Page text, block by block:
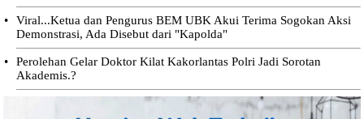
•
Viral...Ketua dan Pengurus BEM UBK Akui Terima Sogokan Aksi
Demonstrasi, Ada Disebut dari "Kapolda"
•
Perolehan Gelar Doktor Kilat Kakorlantas Polri Jadi Sorotan
Akademis.?